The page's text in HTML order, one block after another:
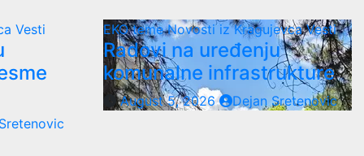
Vesti EKO temeNovosti iz KragujevcaVesti
Radovi na uređenju
komunalne infrastrukture
August 5, 2026 Dejan Sretenovic